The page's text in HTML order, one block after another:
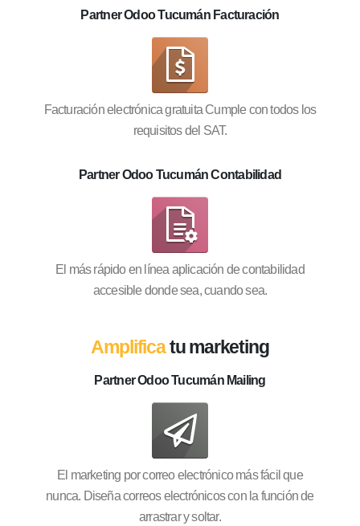
Partner Odoo Tucumán Facturación
Facturación electrónica gratuita Cumple con todos los
requisitos del SAT.
Partner Odoo Tucumán Contabilidad
El más rápido en línea aplicación de contabilidad
accesible donde sea, cuando sea.
Amplificatu marketing
Partner Odoo Tucumán Mailing
El marketing por correo electrónico más fácil que
nunca. Diseña correos electrónicos con la función de
arrastrar y soltar.